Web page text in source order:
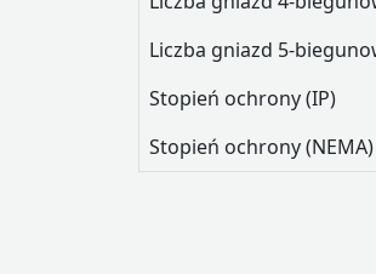
Liczba gniazd 5-
Stopień ochrony (IP)
Stopień ochrony (NEMA)